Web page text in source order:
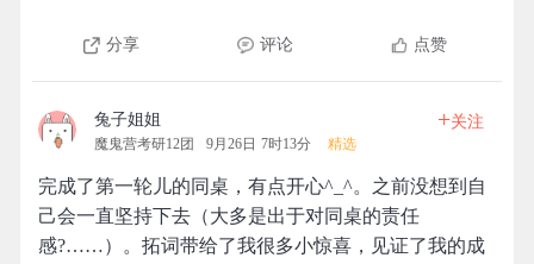
分享 评论 点赞
兔子姐姐
魔鬼营考研12团 9月26日 7时13分 精选
+关注
完成了第一轮儿的同桌，有点开心^_^。之前没想到自
己会一直坚持下去（大多是出于对同桌的责任
感?……）。拓词带给了我很多小惊喜，见证了我的成